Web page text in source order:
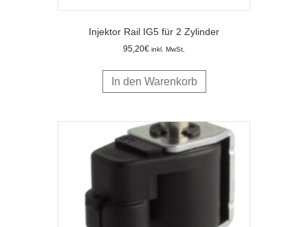
Injektor Rail IG5 für 2 Zylinder
95,20€ inkl. MwSt.
In den Warenkorb